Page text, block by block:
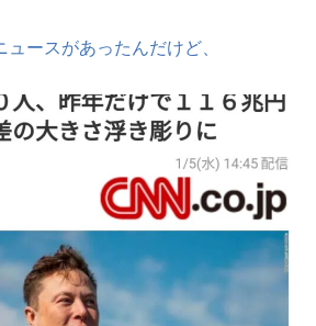
ースがあったんだけど、